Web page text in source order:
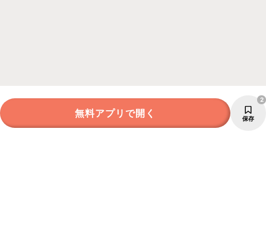
無料アプリで開く 保存
2